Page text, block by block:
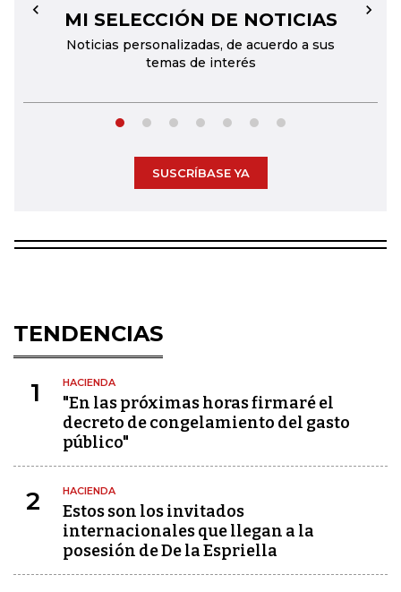
MI SELECCIÓN DE NOTICIAS
Noticias personalizadas, de acuerdo a sus
temas de interés
← →
SUSCRÍBASE YA
TENDENCIAS
1 HACIENDA
"En las próximas horas firmaré el
decreto de congelamiento del gasto
público"
2 HACIENDA
Estos son los invitados
internacionales que llegan a la
posesión de De la Espriella